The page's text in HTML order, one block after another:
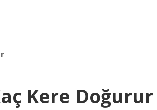
Kere Doğurur